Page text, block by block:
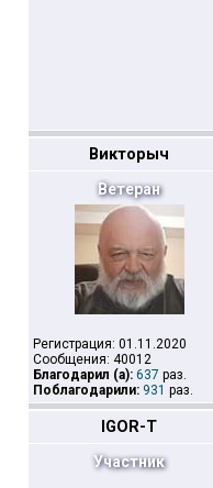
Викторыч
Ветеран
Регистрация: 01.11.2020
Сообщения: 40012
Благодарил (а): 637 раз.
Поблагодарили: 931 раз.
IGOR-T
Участник